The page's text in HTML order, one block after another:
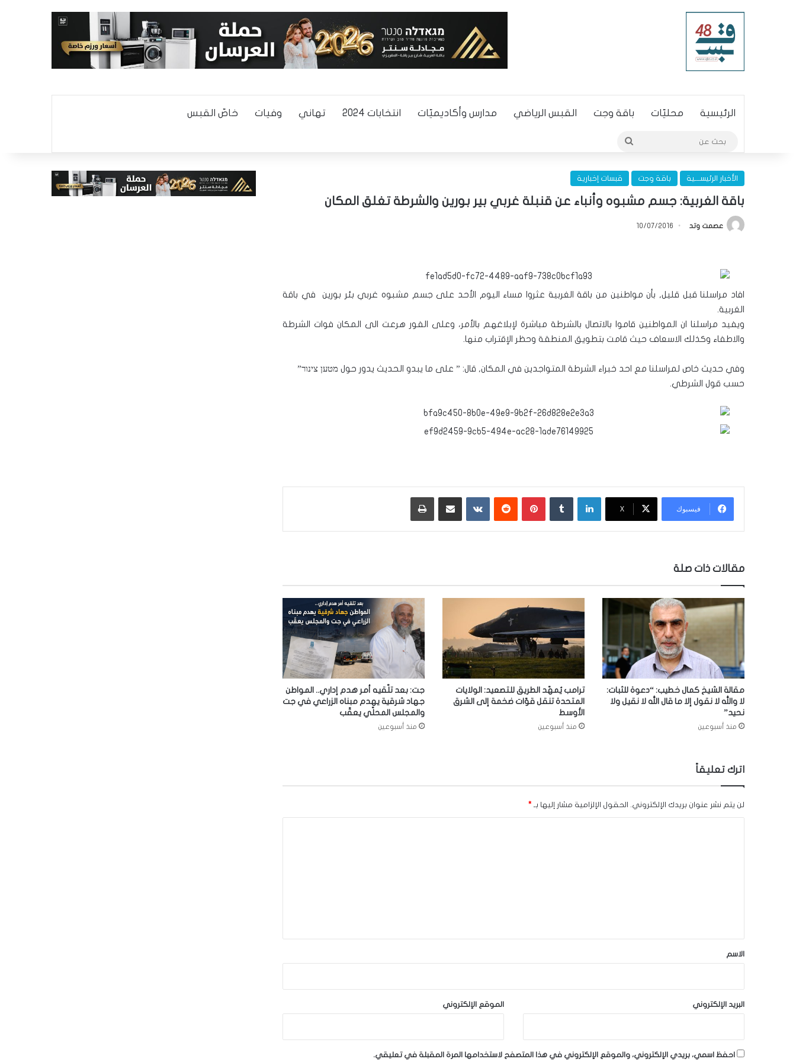
الرئيسية محليّات باقة وجت القبس الرياضي مدارس وأكاديميّات انتخابات 2024 تهاني وفيات خاصّ القبس
الأخبار الرئيســـية باقة وجت قبسات إخبارية
باقة الغربية: جسم مشبوه وأنباء عن قنبلة غربي بير بورين والشرطة تغلق المكان
عصمت وتد 10/07/2016
افاد مراسلنا قبل قليل, بأن مواطنين من باقة الغربية عثروا مساء اليوم الأحد على جسم مشبوه غربي بئر بورين في باقة
الغربية.
ويفيد مراسلنا ان المواطنين قاموا بالاتصال بالشرطة مباشرة لإبلاغهم بالأمر، وعلى الفور هرعت الى المكان فوات الشرطة
والاطفاء وكذلك الاسعاف حيث قامت بتطويق المنطقة وحظر الإقتراب منها.
وفي حديث خاص لمراسلنا مع احد خبراء الشرطة المتواجدين في المكان, قال: ” على ما يبدو الحديث يدور حول מטען צינור”
حسب قول الشرطي.
فيسبوك ‫X
لينكدإن بينتيريست ‏VKontakte
مقالات ذات صلة
مقالة الشيخ كمال خطيب: “دعوة للثبات:
لا والله لا نقول إلا ما قال الله لا نقيل ولا
نحيد”
منذ أسبوعين
ترامب يُمهّد الطريق للتصعيد: الولايات
المتحدة تنقل قوّات ضخمة إلى الشرق
الأوسط
منذ أسبوعين
جت: بعد تلّقيه أمر هدم إداري.. المواطن
جهاد شرقية يهدم مبناه الزراعي في جت
والمجلس المحلّي يعقّب
منذ أسبوعين
اترك تعليقاً
لن يتم نشر عنوان بريدك الإلكتروني. الحقول الإلزامية مشار إليها بـ *
*
الاسم
البريد الإلكتروني الموقع الإلكتروني
احفظ اسمي، بريدي الإلكتروني، والموقع الإلكتروني في هذا المتصفح لاستخدامها المرة المقبلة في تعليقي.